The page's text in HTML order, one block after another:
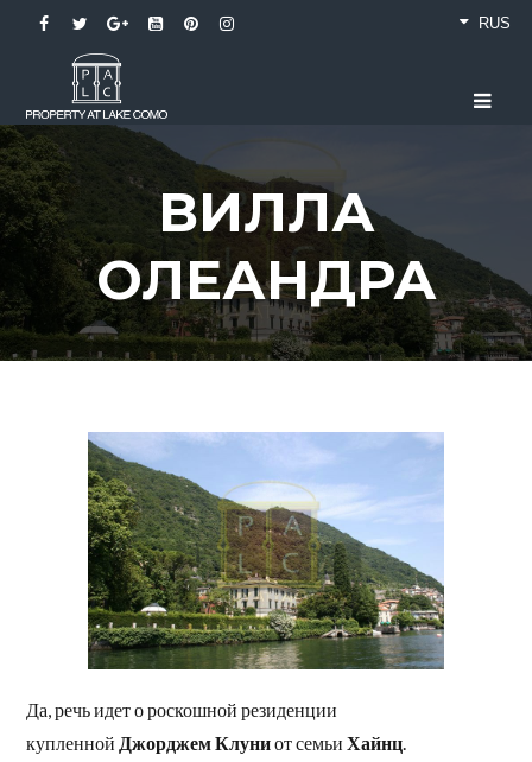
RUS
ВИЛЛА
ОЛЕАНДРА
Да, речь идет о роскошной резиденции
купленной Джорджем Клуниот семьиХайнц.